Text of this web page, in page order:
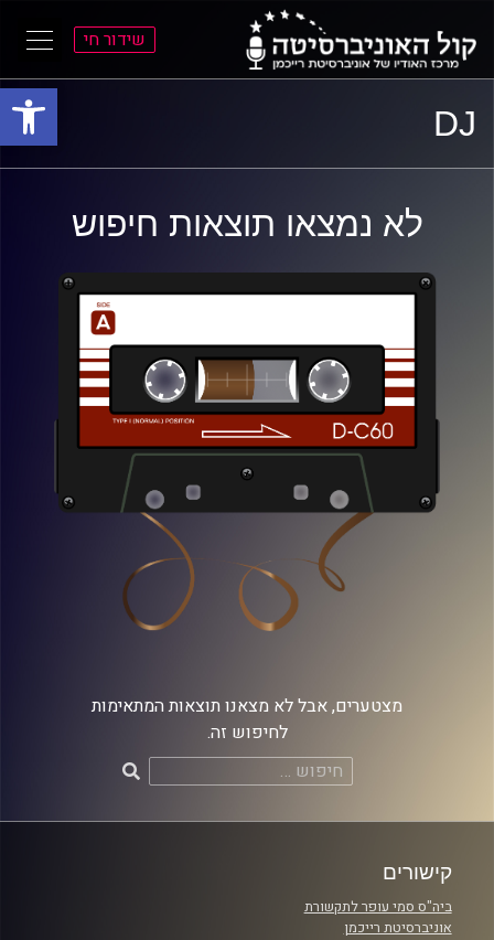
פתח
התפריט
הראשי
התוכן
הראשי
שידור חי
DJ
לא נמצאו תוצאות חיפוש
מצטערים, אבל לא מצאנו תוצאות המתאימות
לחיפוש זה.
חיפוש:
קישורים
ביה"ס סמי עופר לתקשורת
אוניברסיטת רייכמן